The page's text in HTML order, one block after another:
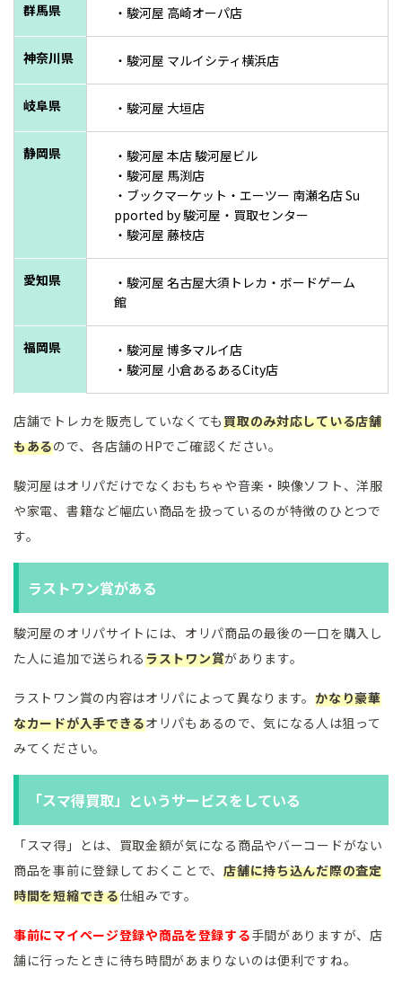
群馬県 ・駿河屋 高崎オーパ店
神奈川県 ・駿河屋 マルイシティ横浜店
岐阜県 ・駿河屋 大垣店
静岡県
・駿河屋 本店 駿河屋ビル
・駿河屋 馬渕店
・ブックマーケット・エーツー 南瀬名店 Su
pported by 駿河屋・買取センター
・駿河屋 藤枝店
愛知県
・駿河屋 名古屋大須トレカ・ボードゲーム
館
福岡県
・駿河屋 博多マルイ店
・駿河屋 小倉あるあるCity店
店舗でトレカを販売していなくても買取のみ対応している店舗
もあるので、各店舗のHPでご確認ください。
駿河屋はオリパだけでなくおもちゃや音楽・映像ソフト、洋服
や家電、書籍など幅広い商品を扱っているのが特徴のひとつで
す。
ラストワン賞がある
駿河屋のオリパサイトには、オリパ商品の最後の一口を購入し
た人に追加で送られるラストワン賞があります。
ラストワン賞の内容はオリパによって異なります。かなり豪華
なカードが入手できるオリパもあるので、気になる人は狙って
みてください。
「スマ得買取」というサービスをしている
「スマ得」とは、買取金額が気になる商品やバーコードがない
商品を事前に登録しておくことで、店舗に持ち込んだ際の査定
時間を短縮できる仕組みです。
事前にマイページ登録や商品を登録する手間がありますが、店
舗に行ったときに待ち時間があまりないのは便利ですね。